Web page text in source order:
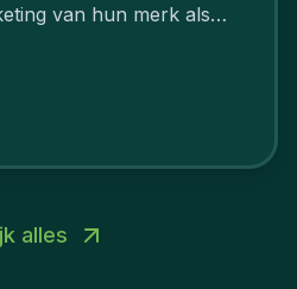
van hun merk als
alles